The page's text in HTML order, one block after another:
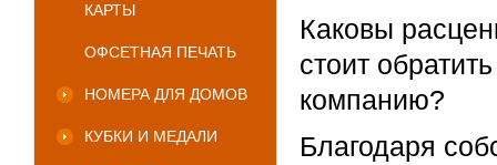
КАРТЫ
ОФСЕТНАЯ ПЕЧАТЬ
НОМЕРА ДЛЯ ДОМОВ
КУБКИ И МЕДАЛИ
Каковы
стоит
компанию?
Благодаря